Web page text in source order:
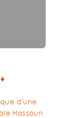
Hassoun